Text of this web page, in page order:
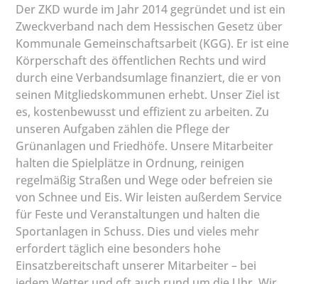
Der ZKD wurde im Jahr 2014 gegründet und ist ein
Zweckverband nach dem Hessischen Gesetz über
Kommunale Gemeinschaftsarbeit (KGG). Er ist eine
Körperschaft des öffentlichen Rechts und wird
durch eine Verbandsumlage finanziert, die er von
seinen Mitgliedskommunen erhebt. Unser Ziel ist
es, kostenbewusst und effizient zu arbeiten. Zu
unseren Aufgaben zählen die Pflege der
Grünanlagen und Friedhöfe. Unsere Mitarbeiter
halten die Spielplätze in Ordnung, reinigen
regelmäßig Straßen und Wege oder befreien sie
von Schnee und Eis. Wir leisten außerdem Service
für Feste und Veranstaltungen und halten die
Sportanlagen in Schuss. Dies und vieles mehr
erfordert täglich eine besonders hohe
Einsatzbereitschaft unserer Mitarbeiter – bei